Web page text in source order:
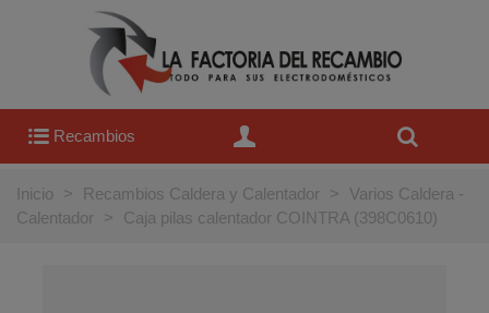
Recambios
Inicio > Recambios Caldera y Calentador >
Varios Caldera -
Calentador
> Caja pilas calentador COINTRA (398C0610)